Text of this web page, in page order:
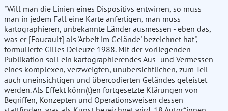
"Will man die Linien eines Dispositivs entwirren, so muss
man in jedem Fall eine Karte anfertigen, man muss
kartographieren, unbekannte Länder ausmessen - eben das,
was er [Foucault] als 'Arbeit im Gelände' bezeichnet hat",
formulierte Gilles Deleuze 1988. Mit der vorliegenden
Publikation soll ein kartographierendes Aus- und Vermessen
eines komplexen, verzweigten, unübersichtlichen, zum Teil
auch uneinsichtigen und übercodierten Geländes geleistet
werden. Als Effekt könn(t)en fortgesetzte Klärungen von
Begriffen, Konzepten und Operationsweisen dessen